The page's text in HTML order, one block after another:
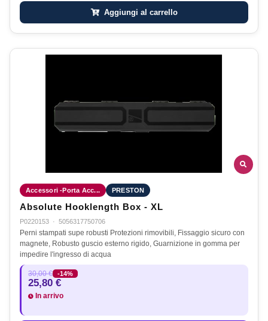
Aggiungi al carrello
Accessori -Porta Acc... PRESTON
Absolute Hooklength Box - XL
P0220153 · 5056317750706
Perni stampati supe robusti Protezioni rimovibili, Fissaggio sicuro con
magnete, Robusto guscio esterno rigido, Guarnizione in gomma per
impedire l'ingresso di acqua
30,00 € -14%
25,80 €
In arrivo